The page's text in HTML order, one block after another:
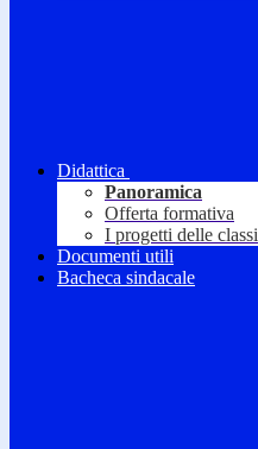
Didattica
Panoramica
Offerta formativa
I progetti delle classi
Documenti utili
Bacheca sindacale